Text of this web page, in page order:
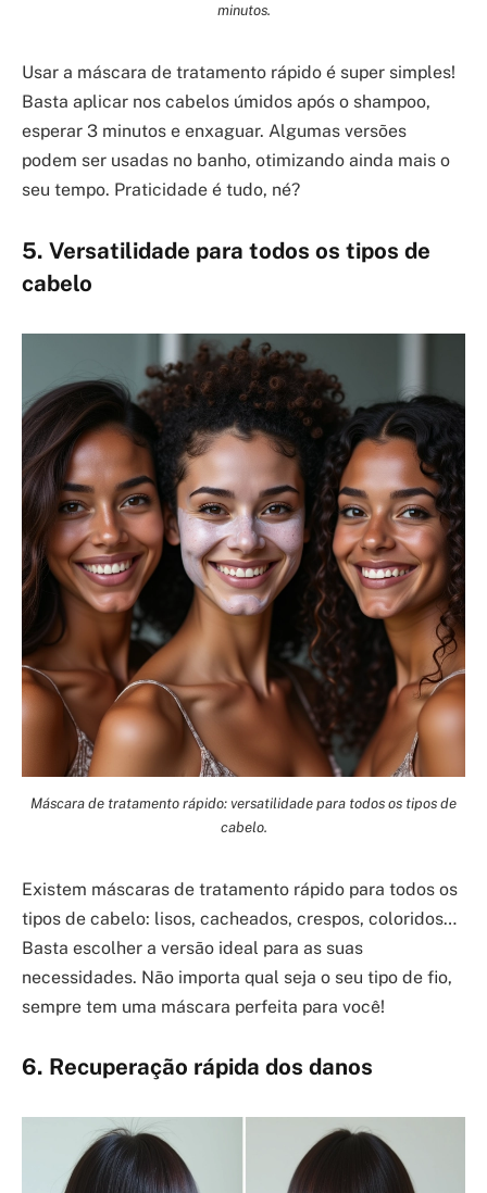
minutos.
Usar a máscara de tratamento rápido é super simples!
Basta aplicar nos cabelos úmidos após o shampoo,
esperar 3 minutos e enxaguar. Algumas versões
podem ser usadas no banho, otimizando ainda mais o
seu tempo. Praticidade é tudo, né?
5. Versatilidade para todos os tipos de
cabelo
Máscara de tratamento rápido: versatilidade para todos os tipos de
cabelo.
Existem máscaras de tratamento rápido para todos os
tipos de cabelo: lisos, cacheados, crespos, coloridos…
Basta escolher a versão ideal para as suas
necessidades. Não importa qual seja o seu tipo de fio,
sempre tem uma máscara perfeita para você!
6. Recuperação rápida dos danos